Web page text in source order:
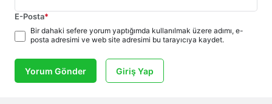
E-Posta*
Bir dahaki sefere yorum yaptığımda kullanılmak üzere adımı, e-
posta adresimi ve web site adresimi bu tarayıcıya kaydet.
Yorum Gönder Giriş Yap